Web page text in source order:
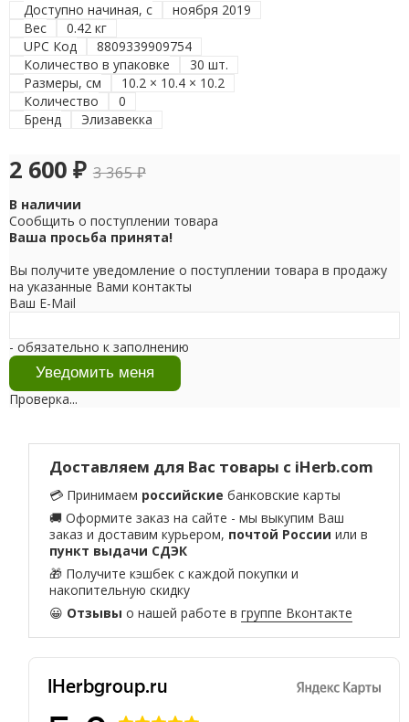
Доступно начиная, с
ноября 2019
Вес
0.42 кг
UPC Код
8809339909754
Количество в упаковке
30 шт.
Размеры, см
10.2 × 10.4 × 10.2
Количество
0
Бренд
Элизавекка
2 600 ₽ 3 365₽
В наличии
Сообщить о поступлении товара
Ваша просьба принята!
Вы получите уведомление о поступлении товара в продажу
на указанные Вами контакты
Ваш E-Mail
- обязательно к заполнению
Проверка...
Доставляем для Вас товары с iHerb.com
💳 Принимаем российские банковские карты
🚚 Оформите заказ на сайте - мы выкупим Ваш
заказ и доставим курьером, почтой России или в
пункт выдачи СДЭК
🎁 Получите кэшбек с каждой покупки и
накопительную скидку
😀 Отзывы о нашей работе вгруппе Вконтакте